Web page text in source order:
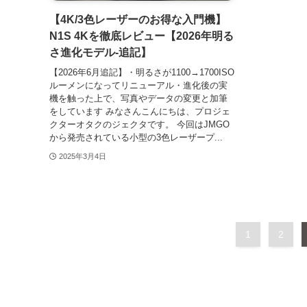
【4K/3色レーザーのお得な入門機】
N1S 4Kを徹底レビュー【2026年明る
さ進化モデル-追記】
【2026年6月追記】・明るさが1100→1700ISO
ルーメンになってリニューアル・進化後の実
機を触った上で、写真やデータの変更と加筆
をしています みなさんこんにちは、プロジェ
クターオタクのジェクタです。 今回はJMGO
から発売されている小型の3色レーザープ...
2025年3月4日
1 2